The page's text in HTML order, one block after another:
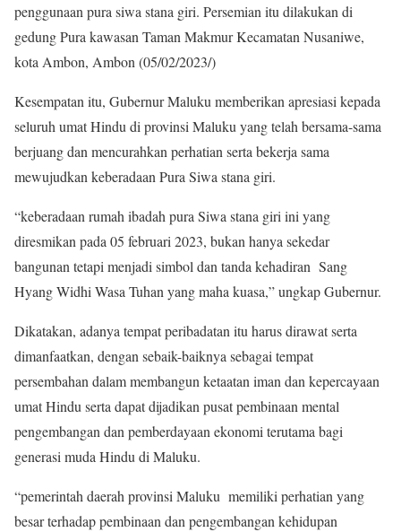
penggunaan pura siwa stana giri. Persemian itu dilakukan di
gedung Pura kawasan Taman Makmur Kecamatan Nusaniwe,
kota Ambon, Ambon (05/02/2023/)
Kesempatan itu, Gubernur Maluku memberikan apresiasi kepada
seluruh umat Hindu di provinsi Maluku yang telah bersama-sama
berjuang dan mencurahkan perhatian serta bekerja sama
mewujudkan keberadaan Pura Siwa stana giri.
“keberadaan rumah ibadah pura Siwa stana giri ini yang
diresmikan pada 05 februari 2023, bukan hanya sekedar
bangunan tetapi menjadi simbol dan tanda kehadiran Sang
Hyang Widhi Wasa Tuhan yang maha kuasa,” ungkap Gubernur.
Dikatakan, adanya tempat peribadatan itu harus dirawat serta
dimanfaatkan, dengan sebaik-baiknya sebagai tempat
persembahan dalam membangun ketaatan iman dan kepercayaan
umat Hindu serta dapat dijadikan pusat pembinaan mental
pengembangan dan pemberdayaan ekonomi terutama bagi
generasi muda Hindu di Maluku.
“pemerintah daerah provinsi Maluku memiliki perhatian yang
besar terhadap pembinaan dan pengembangan kehidupan